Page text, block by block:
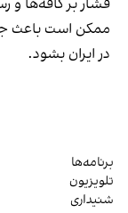
فشار بر کافه‌ها و
ممکن است باعث
در ایران بشود.
برنامه‌ها
تلویزیون
شنیداری